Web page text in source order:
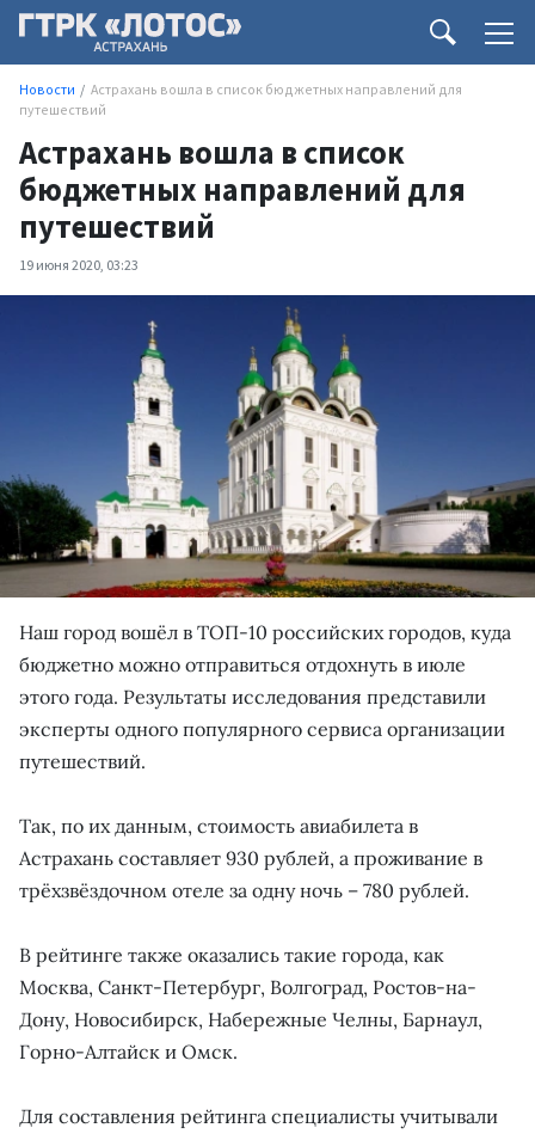
Новости
Астрахань вошла в список бюджетных направлений для
путешествий
Астрахань вошла в список
бюджетных направлений для
путешествий
19 июня 2020, 03:23
Наш город вошёл в ТОП-10 российских городов, куда
бюджетно можно отправиться отдохнуть в июле
этого года. Результаты исследования представили
эксперты одного популярного сервиса организации
путешествий.
Так, по их данным, стоимость авиабилета в
Астрахань составляет 930 рублей, а проживание в
трёхзвёздочном отеле за одну ночь – 780 рублей.
В рейтинге также оказались такие города, как
Москва, Санкт-Петербург, Волгоград, Ростов-на-
Дону, Новосибирск, Набережные Челны, Барнаул,
Горно-Алтайск и Омск.
Для составления рейтинга специалисты учитывали